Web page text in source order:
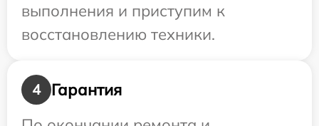
выполнения и приступим к
восстановлению техники.
4
Гарантия